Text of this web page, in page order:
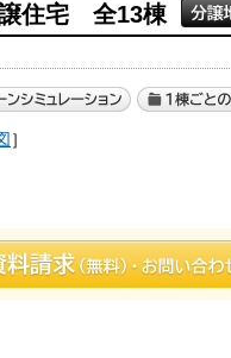
住宅 全13棟
］